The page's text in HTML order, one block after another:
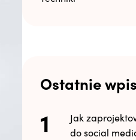
Ostatnie
Jak
do social